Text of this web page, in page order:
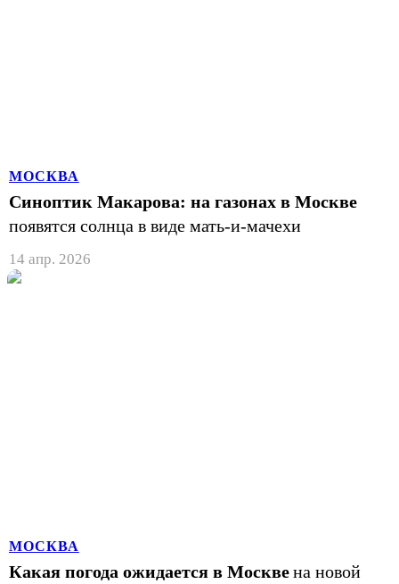
МОСКВА
Синоптик Макарова: на газонах в Москве
появятся солнца в виде мать-и-мачехи
14 апр. 2026
МОСКВА
Какая погода ожидается в Москвена новой